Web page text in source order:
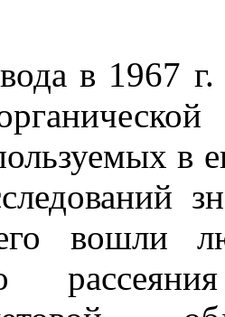
в 1967
в
вошли